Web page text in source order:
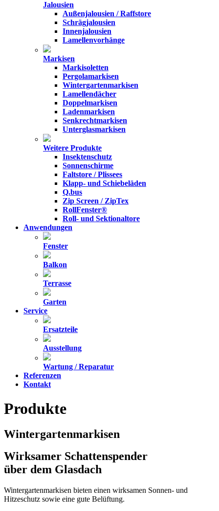
Jalousien
Außenjalousien / Raffstore
Schrägjalousien
Innenjalousien
Lamellenvorhänge
Markisen
Markisoletten
Pergolamarkisen
Wintergartenmarkisen
Lamellendächer
Doppelmarkisen
Ladenmarkisen
Senkrechtmarkisen
Unterglasmarkisen
Weitere Produkte
Insektenschutz
Sonnenschirme
Faltstore / Plissees
Klapp- und Schiebeläden
Q.bus
Zip Screen / ZipTex
RollFenster®
Roll- und Sektionaltore
Anwendungen
Fenster
Balkon
Terrasse
Garten
Service
Ersatzteile
Ausstellung
Wartung / Reparatur
Referenzen
Kontakt
Produkte
Wintergartenmarkisen
Wirksamer Schattenspender
über dem Glasdach
Wintergartenmarkisen bieten einen wirksamen Sonnen- und
Hitzeschutz sowie eine gute Belüftung.